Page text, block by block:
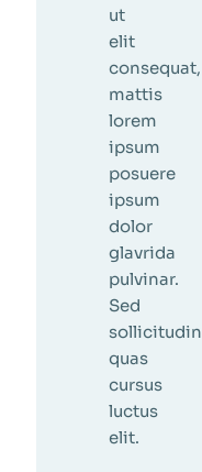
ut
elit
consequat,
mattis
lorem
ipsum
posuere
ipsum
dolor
glavrida
pulvinar.
Sed
sollicitudin
quas
cursus
luctus
elit.